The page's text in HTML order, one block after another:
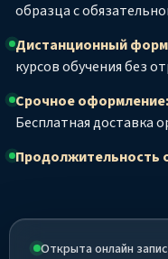
образца с
Дистанционный
курсов обучения без
Срочное оформление:
Бесплатная доставка
Продолжительность
Открыта онлайн